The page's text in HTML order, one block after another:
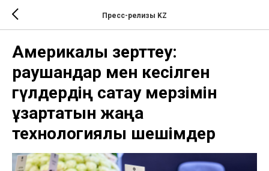
Пресс-релизы KZ
Америкалық зерттеу:
раушандар мен кесілген
гүлдердің сақтау мерзімін
ұзартатын жаңа
технологиялық шешімдер